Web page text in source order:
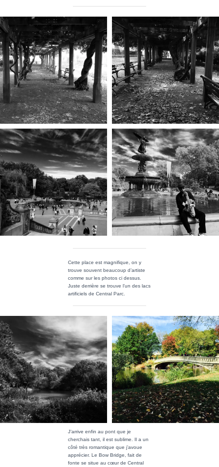
Cette place est magnifique, on y
trouve souvent beaucoup d’artiste
comme sur les photos ci dessus.
Juste derrière se trouve l’un des lacs
artificiels de Central Parc.
J’arrive enfin au pont que je
cherchais tant, il est sublime. Il a un
côté très romantique que j’avoue
apprécier. Le Bow Bridge, fait de
fonte se situe au cœur de Central